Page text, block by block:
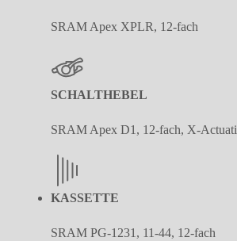
SRAM Apex XPLR, 12-fach
SCHALTHEBEL
SRAM Apex D1, 12-fach, X-
KASSETTE
SRAM PG-1231, 11-44, 12-fach